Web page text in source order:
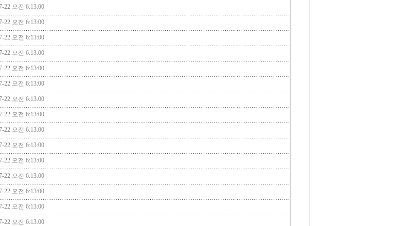
22 오전 6:13:00
22 오전 6:13:00
22 오전 6:13:00
22 오전 6:13:00
22 오전 6:13:00
22 오전 6:13:00
22 오전 6:13:00
22 오전 6:13:00
22 오전 6:13:00
22 오전 6:13:00
22 오전 6:13:00
22 오전 6:13:00
22 오전 6:13:00
22 오전 6:13:00
22 오전 6:13:00